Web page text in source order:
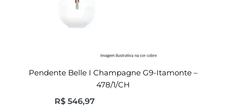
Pendente Belle I Champagne G9-Itamonte –
478/1/CH
R$546,97